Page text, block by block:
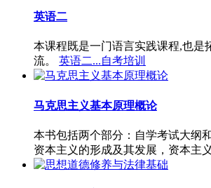
英语二
本课程既是一门语言实践课程,也是
流。
英语二...自考培训
马克思主义基本原理概论
本书包括两个部分：自学考试大纲
资本主义的形成及其发展，资本主